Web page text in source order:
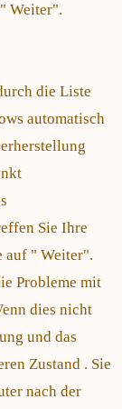
Weiter".
die Liste
automatisch
Sie Ihre
auf " Weiter".
Probleme mit
dies nicht
und das
Zustand . Sie
nach der